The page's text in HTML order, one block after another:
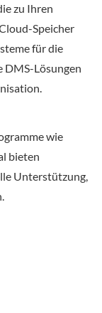
zu Ihren
Speicher
für die
DMS-Lösungen
wie
bieten
Unterstützung,